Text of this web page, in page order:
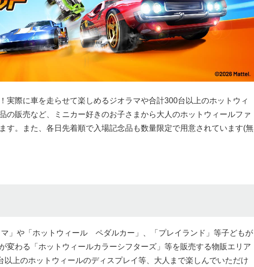
実際に車を走らせて楽しめるジオラマや合計300台以上のホットウィ
の販売など、ミニカー好きのお子さまから大人のホットウィールファ
す。また、各日先着順で入場記念品も数量限定で用意されています(無
」や「ホットウィール ペダルカー」、「プレイランド」等子どもが
変わる「ホットウィールカラーシフターズ」等を販売する物販エリア
上のホットウィールのディスプレイ等、大人まで楽しんでいただけ